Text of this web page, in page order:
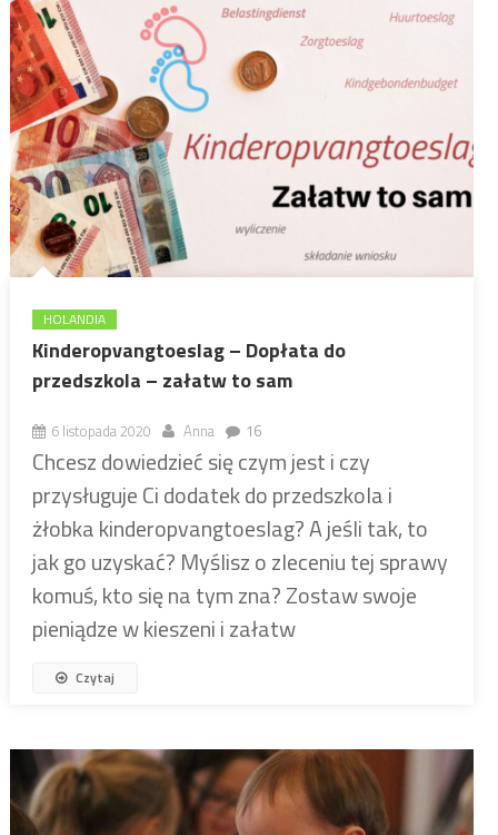
HOLANDIA
Kinderopvangtoeslag – Dopłata do
przedszkola – załatw to sam
6 listopada 2020 Anna 16
Chcesz dowiedzieć się czym jest i czy
przysługuje Ci dodatek do przedszkola i
żłobka kinderopvangtoeslag? A jeśli tak, to
jak go uzyskać? Myślisz o zleceniu tej sprawy
komuś, kto się na tym zna? Zostaw swoje
pieniądze w kieszeni i załatw
Czytaj